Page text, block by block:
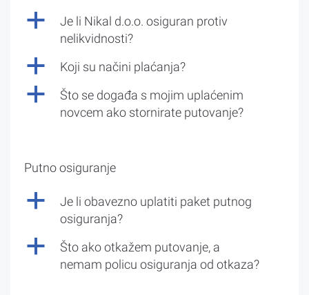
a
Je li Nikal d.o.o. osiguran protiv
nelikvidnosti?
a Koji su načini plaćanja?
a
Što se događa s mojim uplaćenim
novcem ako stornirate putovanje?
Putno osiguranje
a
Je li obavezno uplatiti paket putnog
osiguranja?
a
Što ako otkažem putovanje, a
nemam policu osiguranja od otkaza?